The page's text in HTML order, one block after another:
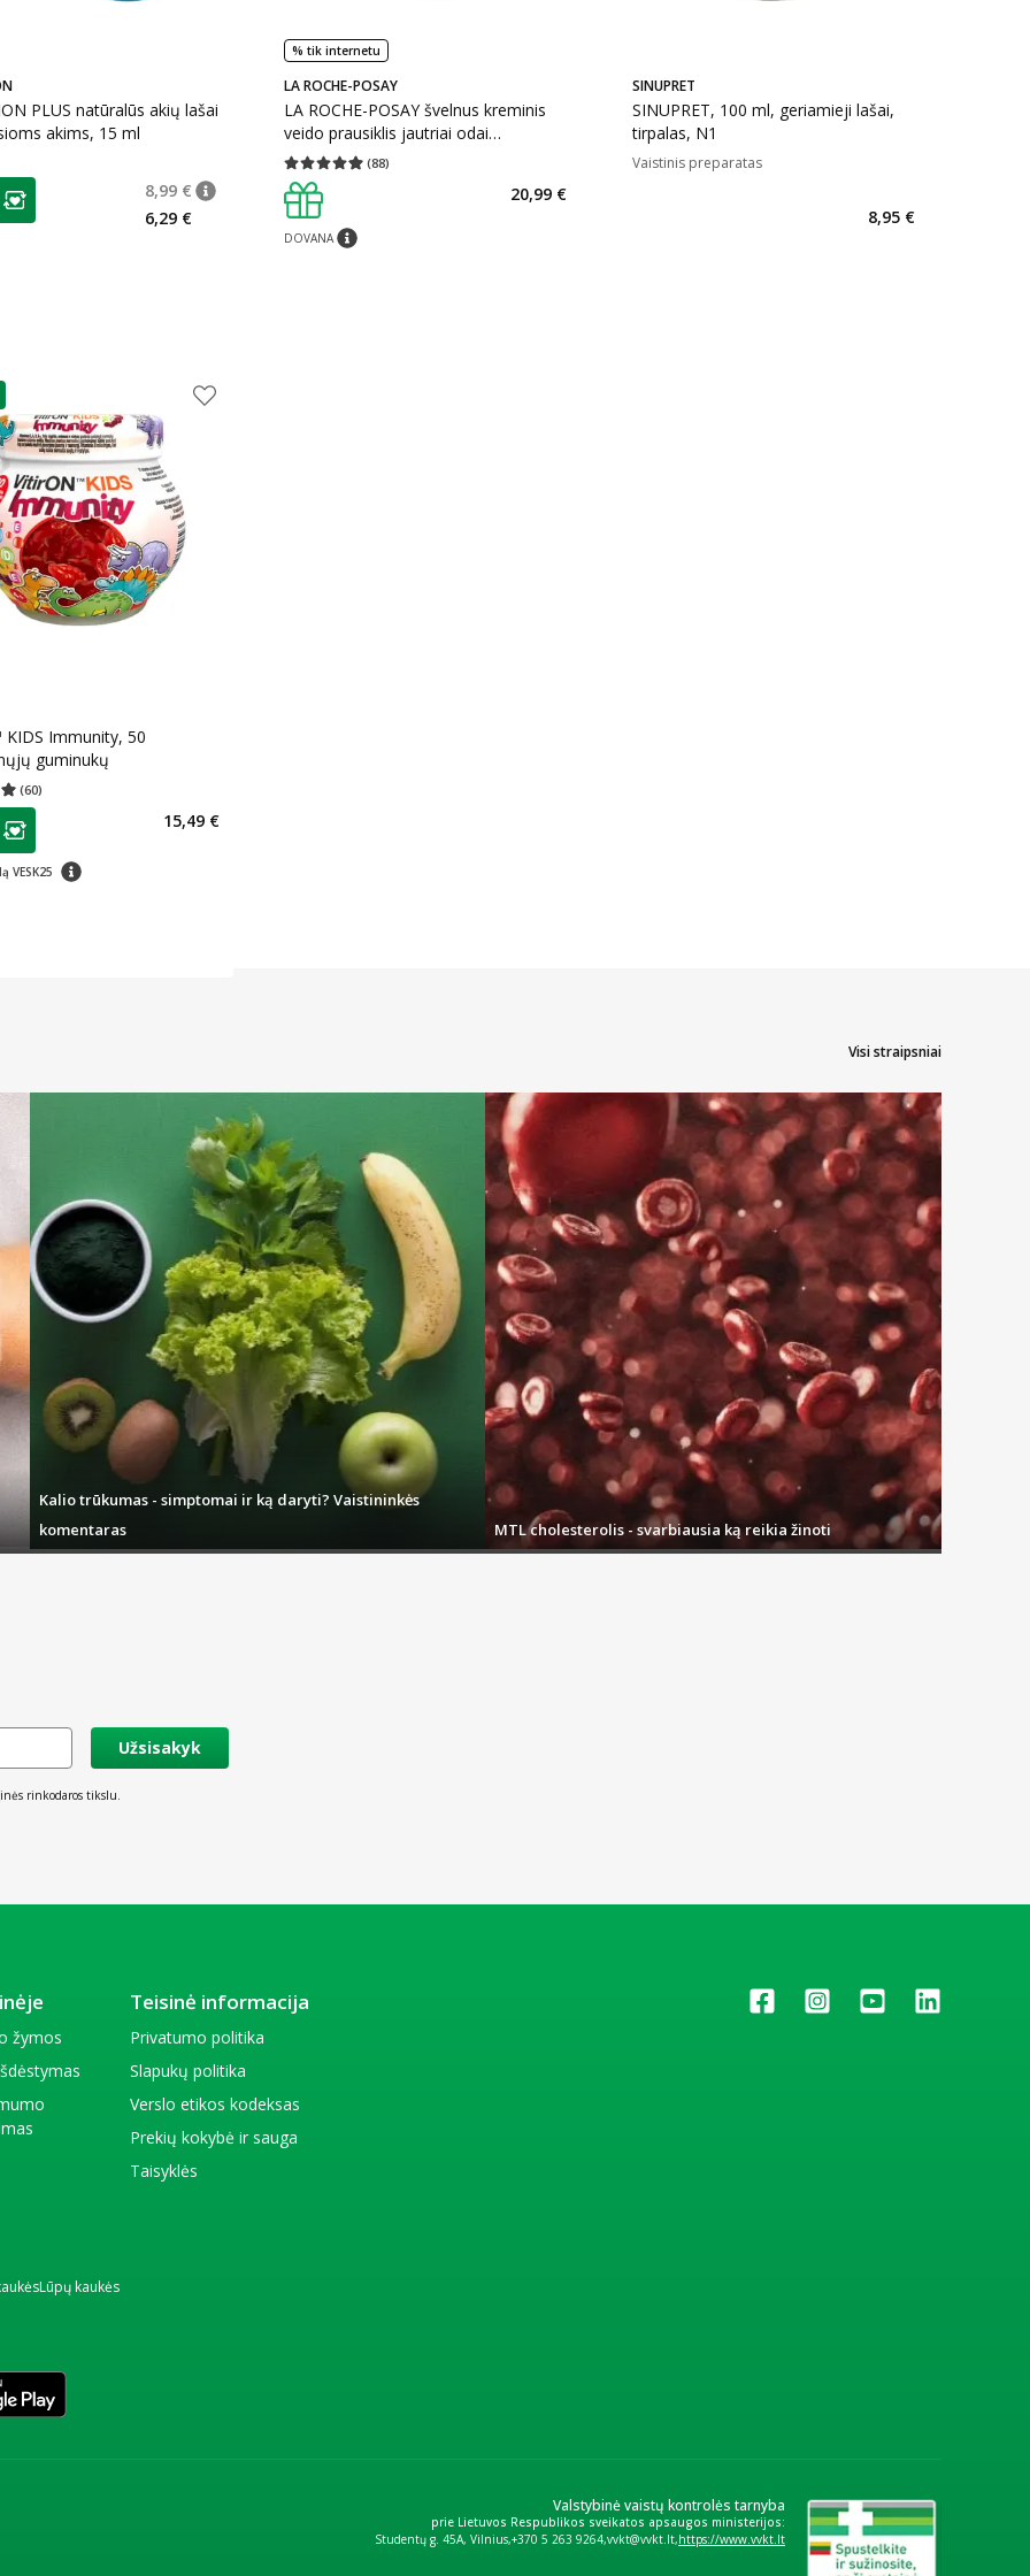
PLUS natūralūs akių lašai
akims, 15 ml
klubo narių nuolaida:
8,99 €
patarimas
Įprasta kaina: 8,99 €
6,29 €
% tik internetu
LA ROCHE-POSAY
LA ROCHE-POSAY švelnus kreminis
veido prausiklis jautriai odai
TOLERIANE, 400 ml
(88)
Vidutinis įvertinimas 4.91
DOVANApatarimas
20,99 €
SINUPRET
SINUPRET, 100 ml, geriamieji lašai,
tirpalas, N1
Vaistinis preparatas
8,95 €
Immunity, 50
guminukų
(60) 4.98
klubo narių nuolaida
VESK25 patarimas
15,49 €
Visi straipsniai
Kalio trūkumas - simptomai ir ką daryti? Vaistininkės
komentaras
MTL cholesterolis - svarbiausia ką reikia žinoti
Užsisakyk
rinkodaros tikslu.
žymos
Teisinė informacija
Privatumo politika
Slapukų politika
Verslo etikos kodeksas
Prekių kokybė ir sauga
Taisyklės
Lūpų kaukės
Valstybinė vaistų kontrolės tarnyba
prie Lietuvos Respublikos sveikatos apsaugos ministerijos:
Studentų g. 45A, Vilnius +370 5 263 9264 vvkt@vvkt.lt https://www.vvkt.lt